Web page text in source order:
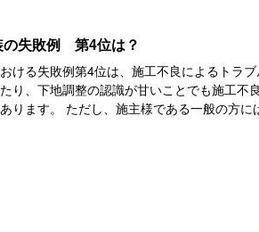
の失敗例 第4位は？
ける失敗例第4位は、施工不良によるトラ
り、下地調整の認識が甘いことでも施工不
ります。 ただし、施主様である一般の方に